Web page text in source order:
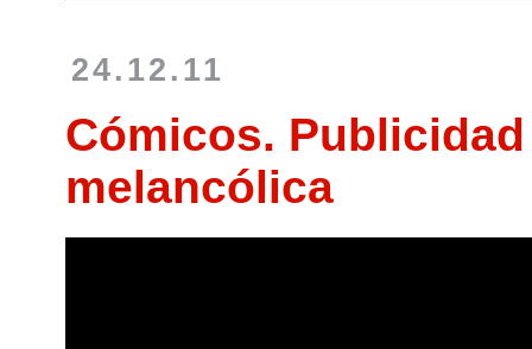
24.12.11
Cómicos.
melancólica